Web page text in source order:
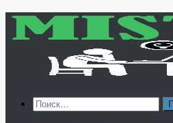
Перейти
Найти: